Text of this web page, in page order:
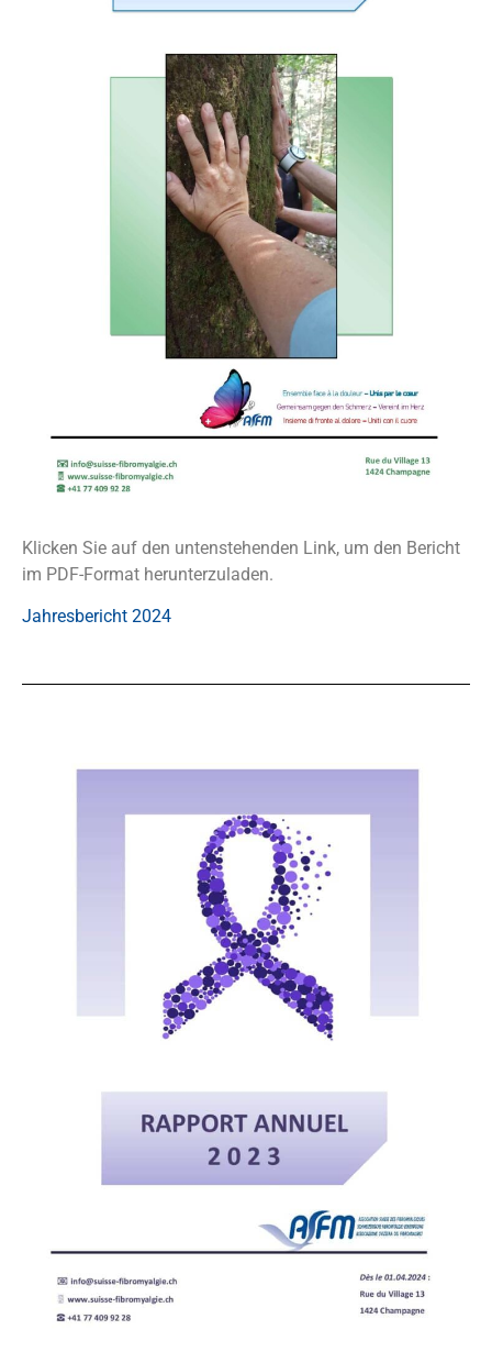
Klicken Sie auf den untenstehenden Link, um den Bericht
im PDF-Format herunterzuladen.
Jahresbericht 2024